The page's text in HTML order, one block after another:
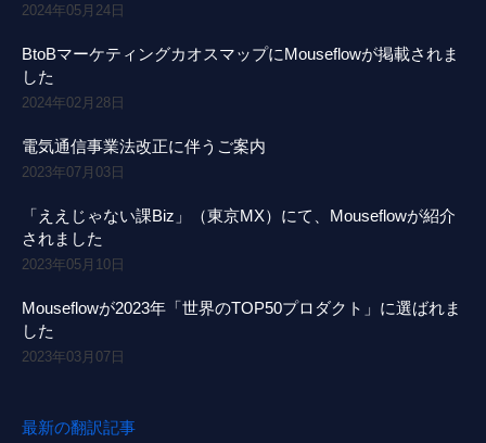
2024年05月24日
BtoBマーケティングカオスマップにMouseflowが掲載されま
した
2024年02月28日
電気通信事業法改正に伴うご案内
2023年07月03日
「ええじゃない課Biz」（東京MX）にて、Mouseflowが紹介
されました
2023年05月10日
Mouseflowが2023年「世界のTOP50プロダクト」に選ばれま
した
2023年03月07日
最新の翻訳記事